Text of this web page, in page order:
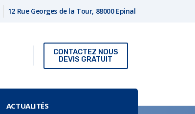
12 Rue Georges de la Tour, 88000 Epinal
CONTACTEZ NOUS
DEVIS GRATUIT
ACTUALITÉS